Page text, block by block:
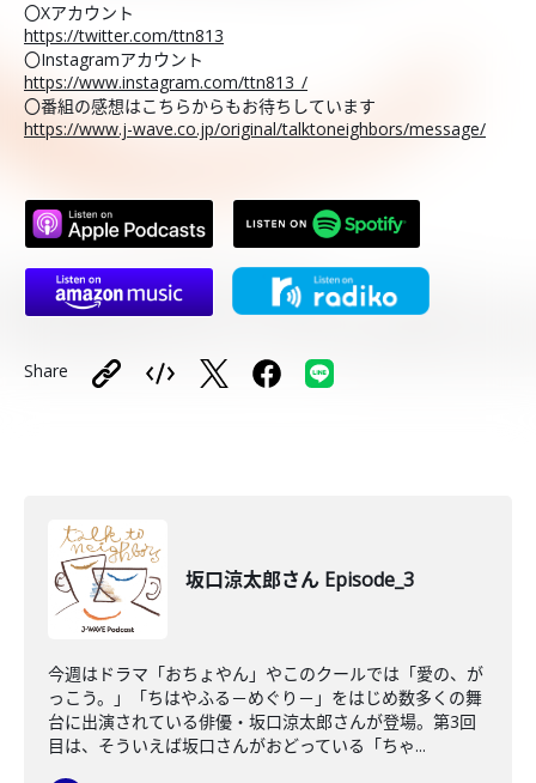
〇Xアカウント
https://twitter.com/ttn813
〇Instagramアカウント
https://www.instagram.com/ttn813_/
〇番組の感想はこちらからもお待ちしています
https://www.j-wave.co.jp/original/talktoneighbors/message/
Share
坂口涼太郎さん Episode_3
今週はドラマ「おちょやん」やこのクールでは「愛の、が
っこう。」「ちはやふる－めぐり－」をはじめ数多くの舞
台に出演されている俳優・坂口涼太郎さんが登場。第3回
目は、そういえば坂口さんがおどっている「ちゃ...